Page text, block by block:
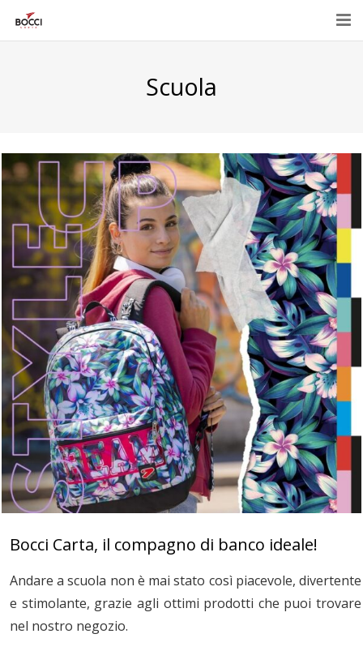
Eventi e promozioni
Contatti
E-Shop
Scuola
Bocci Carta, il compagno di banco ideale!
Andare a scuola non è mai stato così piacevole, divertente
e stimolante, grazie agli ottimi prodotti che puoi trovare
nel nostro negozio.